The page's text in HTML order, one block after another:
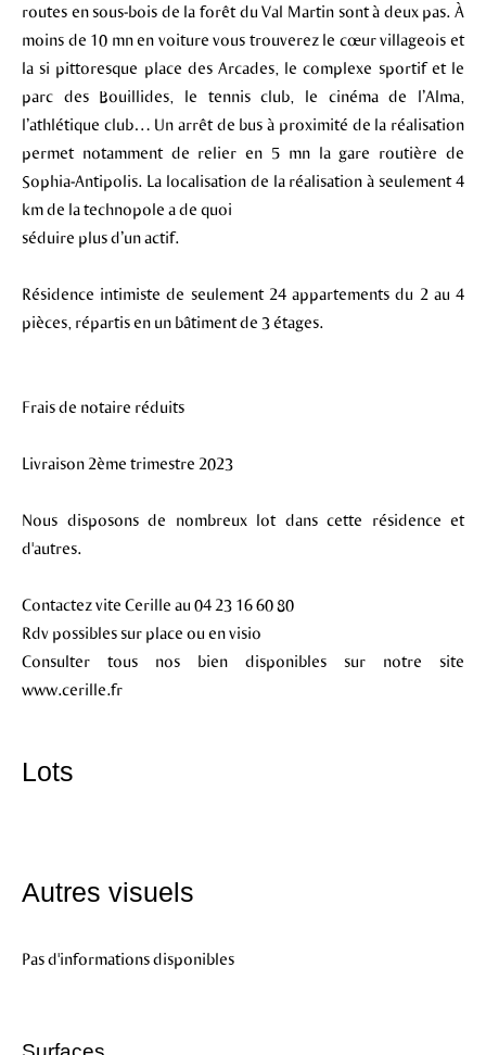
routes en sous-bois de la forêt du Val Martin sont à deux pas. À
moins de 10 mn en voiture vous trouverez le cœur villageois et
la si pittoresque place des Arcades, le complexe sportif et le
parc des Bouillides, le tennis club, le cinéma de l’Alma,
l’athlétique club… Un arrêt de bus à proximité de la réalisation
permet notamment de relier en 5 mn la gare routière de
Sophia-Antipolis. La localisation de la réalisation à seulement 4
km de la technopole a de quoi
séduire plus d’un actif.
Résidence intimiste de seulement 24 appartements du 2 au 4
pièces, répartis en un bâtiment de 3 étages.
Frais de notaire réduits
Livraison 2ème trimestre 2023
Nous disposons de nombreux lot dans cette résidence et
d'autres.
Contactez vite Cerille au 04 23 16 60 80
Rdv possibles sur place ou en visio
Consulter tous nos bien disponibles sur notre site
www.cerille.fr
Lots
Autres visuels
Pas d'informations disponibles